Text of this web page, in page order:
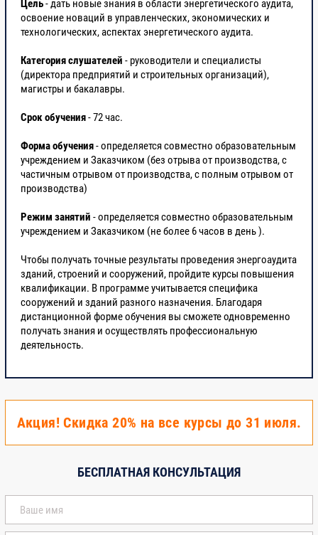
Цель- дать новые знания в области энергетического аудита,
освоение новаций в управленческих, экономических и
технологических, аспектах энергетического аудита.
Категория слушателей - руководители и специалисты
(директора предприятий и строительных организаций),
магистры и бакалавры.
Срок обучения- 72 час.
Форма обучения- определяется совместно образовательным
учреждением и Заказчиком (без отрыва от производства, с
частичным отрывом от производства, с полным отрывом от
производства)
Режим занятий - определяется совместно образовательным
учреждением и Заказчиком (не более 6 часов в день ).
Чтобы получать точные результаты проведения энергоаудита
зданий, строений и сооружений, пройдите курсы повышения
квалификации. В программе учитывается специфика
сооружений и зданий разного назначения. Благодаря
дистанционной форме обучения вы сможете одновременно
получать знания и осуществлять профессиональную
деятельность.
- Методы расчета нормативов потерь
электрической энергии при передаче
4
- Методы расчета нормативов
отпущенную электрическую и
- Методы расчета запасов топлива; 4
2.2 Нормирование потребления
энергоресурсов.
4
2.3 Информационное обеспечение
мероприятий по
энергосбережению и повышению
энергетической эффективности.
Показатели энергоэффективности.
4
3 Модуль 3.Государственная
энергетической эффективности.
40
3.1 Приборный учет потребления
энергоресурсов:
Акция! Скидка 20% на все курсы до 31 июля.
БЕСПЛАТНАЯ КОНСУЛЬТАЦИЯ